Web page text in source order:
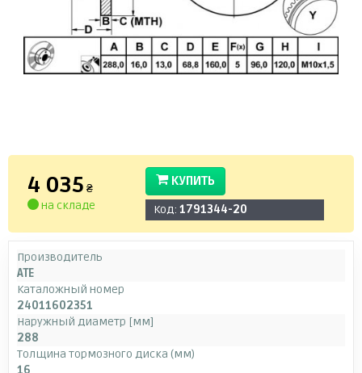
4 035 ₴
на складе
КУПИТЬ
Код: 1791344-20
Производитель
ATE
Каталожный номер
24011602351
Наружный диаметр [мм]
288
Толщина тормозного диска (мм)
16